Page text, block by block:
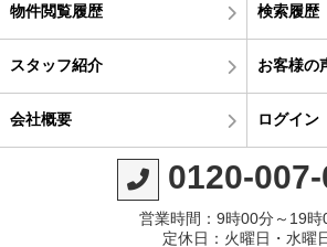
物件閲覧履歴 検索履歴
スタッフ紹介 お客様の
会社概要 ログイン
0120-
営業時間：9時00分～19時
定休日：火曜日・水曜